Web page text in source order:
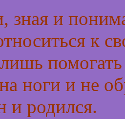
зная и
к
ноги и не
и родился.